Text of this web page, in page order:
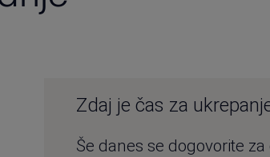
Zdaj je čas za
Še danes se dogovorite za